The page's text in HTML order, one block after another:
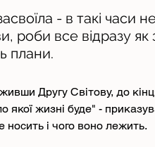
роби все відразу
плани.
якої жизні буде" -
носить і чого воно лежить.